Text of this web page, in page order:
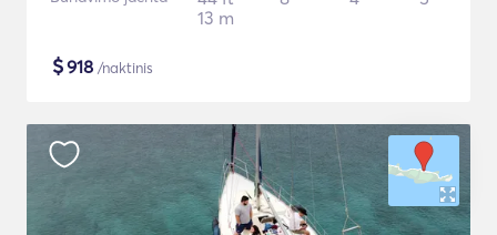
13 m
$918 /naktinis